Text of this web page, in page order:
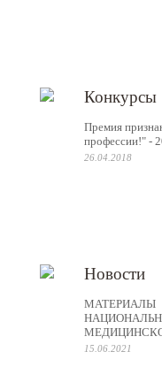
Конкурсы
Премия
профессии!" -
26.04.2018
Новости
МАТЕРИАЛЫ
15.06.2021